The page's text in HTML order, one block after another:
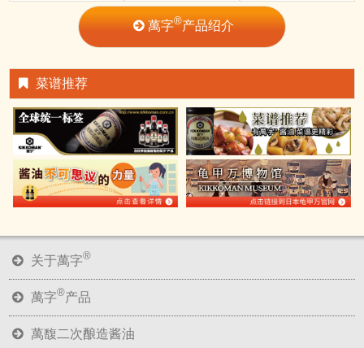
萬字®产品绍介
菜谱推荐
关于萬字®
萬字®产品
萬馥二次酿造酱油